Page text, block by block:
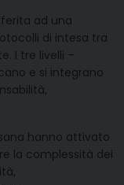
ad una
di intesa tra
I tre livelli –
e si integrano
hanno attivato
la complessità dei